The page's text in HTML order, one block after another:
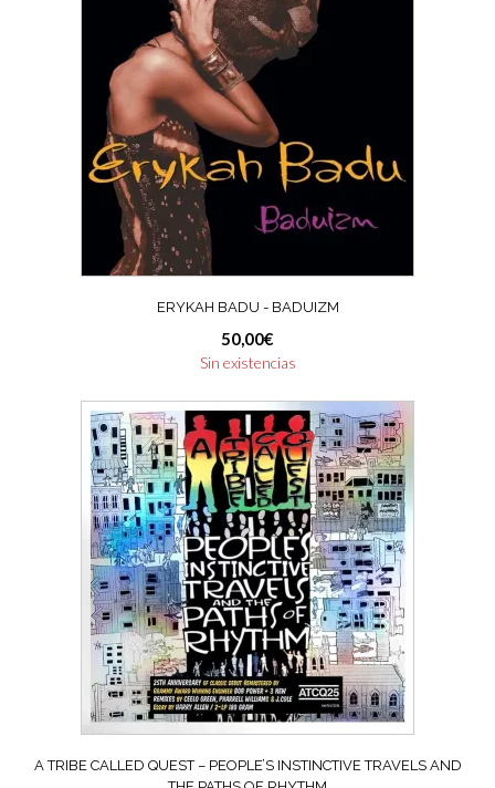
ERYKAH BADU ‎- BADUIZM
50,00€
Sin existencias
A TRIBE CALLED QUEST ‎– PEOPLE’S INSTINCTIVE TRAVELS AND